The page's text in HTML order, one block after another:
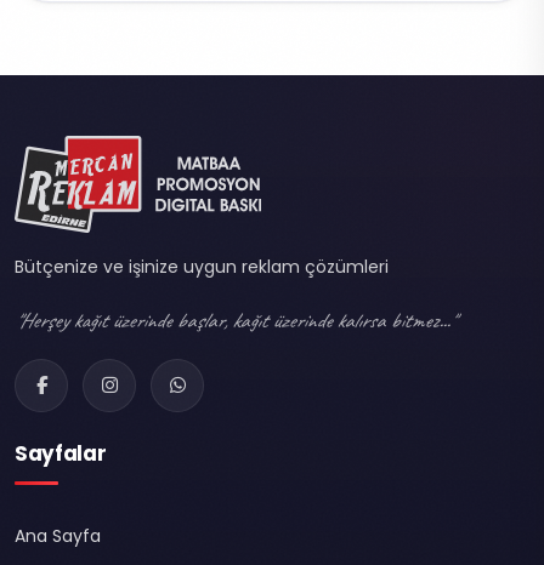
Bütçenize ve işinize uygun reklam çözümleri
"Herşey kağıt üzerinde başlar, kağıt üzerinde kalırsa bitmez..."
Sayfalar
Ana Sayfa